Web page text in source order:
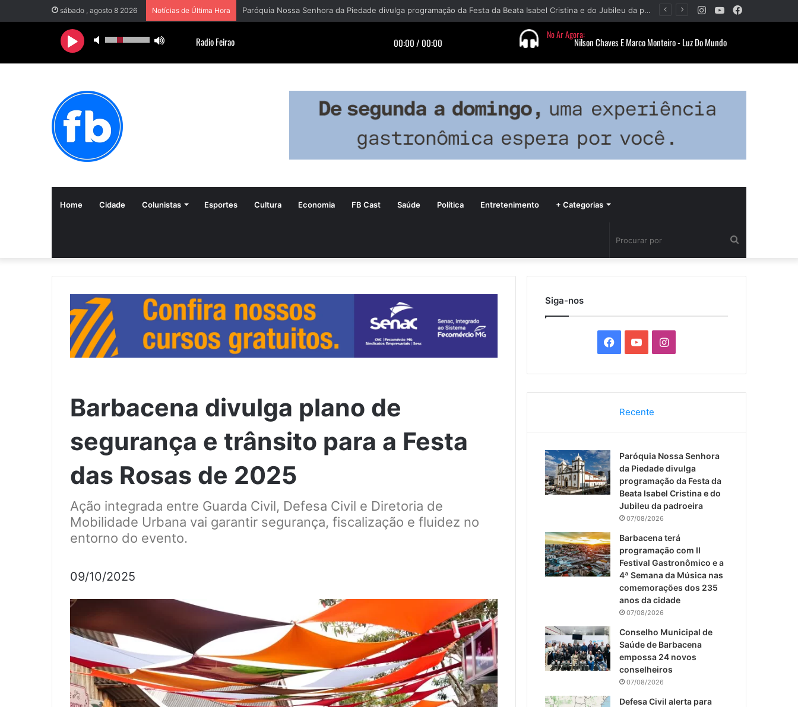
sábado , agosto 8 2026 Notícias de Última Hora Paróquia Nossa Senhora da Piedade divulga programação da Festa da Beata Isabel Cristina e do Jubileu da padroeira YouTube
Instagram
Home Cidade Colunistas Esportes Cultura Economia FB Cast Saúde Política Entretenimento + Categorias
por
Barbacena divulga plano de
segurança e trânsito para a Festa
das Rosas de 2025
Ação integrada entre Guarda Civil, Defesa Civil e Diretoria de
Mobilidade Urbana vai garantir segurança, fiscalização e fluidez no
entorno do evento.
09/10/2025
Siga-nos
c
e
b
o
o
k
u
T
u
b
e
I
s
a
g
r
a
Recente
Paróquia Nossa Senhora
da Piedade divulga
programação da Festa da
Beata Isabel Cristina e do
Jubileu da padroeira
07/08/2026
Barbacena terá
programação com II
Festival Gastronômico e a
4ª Semana da Música nas
comemorações dos 235
anos da cidade
07/08/2026
Conselho Municipal de
Saúde de Barbacena
empossa 24 novos
conselheiros
07/08/2026
Defesa Civil alerta para